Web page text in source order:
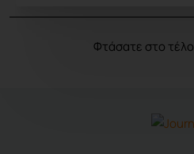
Φτάσατε στο